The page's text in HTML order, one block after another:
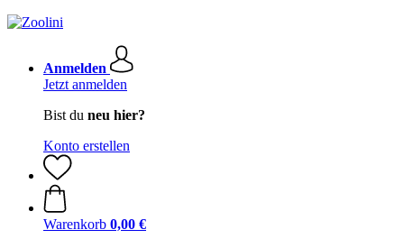
Anmelden
Jetzt anmelden
Bist du neu hier?
Konto erstellen
Warenkorb 0,00 €